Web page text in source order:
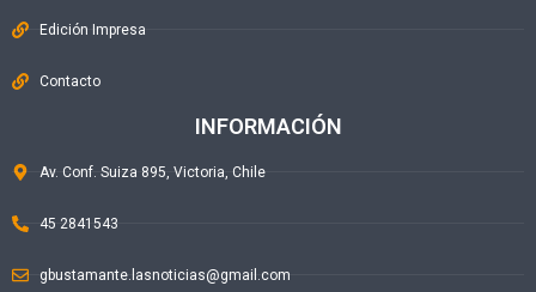
Edición Impresa
Contacto
INFORMACIÓN
Av. Conf. Suiza 895, Victoria, Chile
45 2841543
gbustamante.lasnoticias@gmail.com